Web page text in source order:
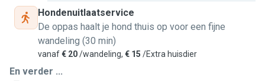
Hondenuitlaatservice
De oppas haalt je hond thuis op voor een fijne
wandeling (30 min)
vanaf€ 20/wandeling, € 15 /Extra huisdier
En verder ...